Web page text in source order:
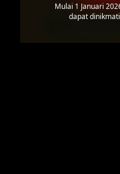
Mulai 1 Januari
dapat